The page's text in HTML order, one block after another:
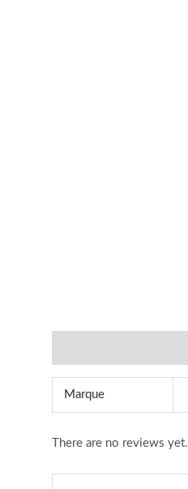
Marque
There are no reviews yet.